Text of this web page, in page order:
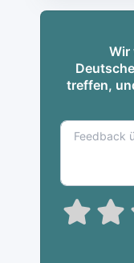
Wir
treffen,